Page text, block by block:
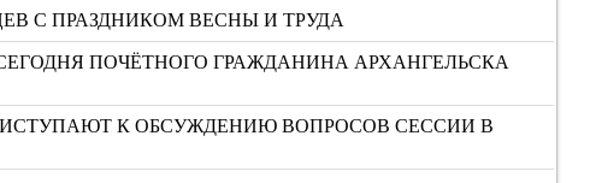
С ПРАЗДНИКОМ ВЕСНЫ И ТРУДА
ПОЧЁТНОГО ГРАЖДАНИНА АРХАНГЕЛЬСКА
К ОБСУЖДЕНИЮ ВОПРОСОВ СЕССИИ В